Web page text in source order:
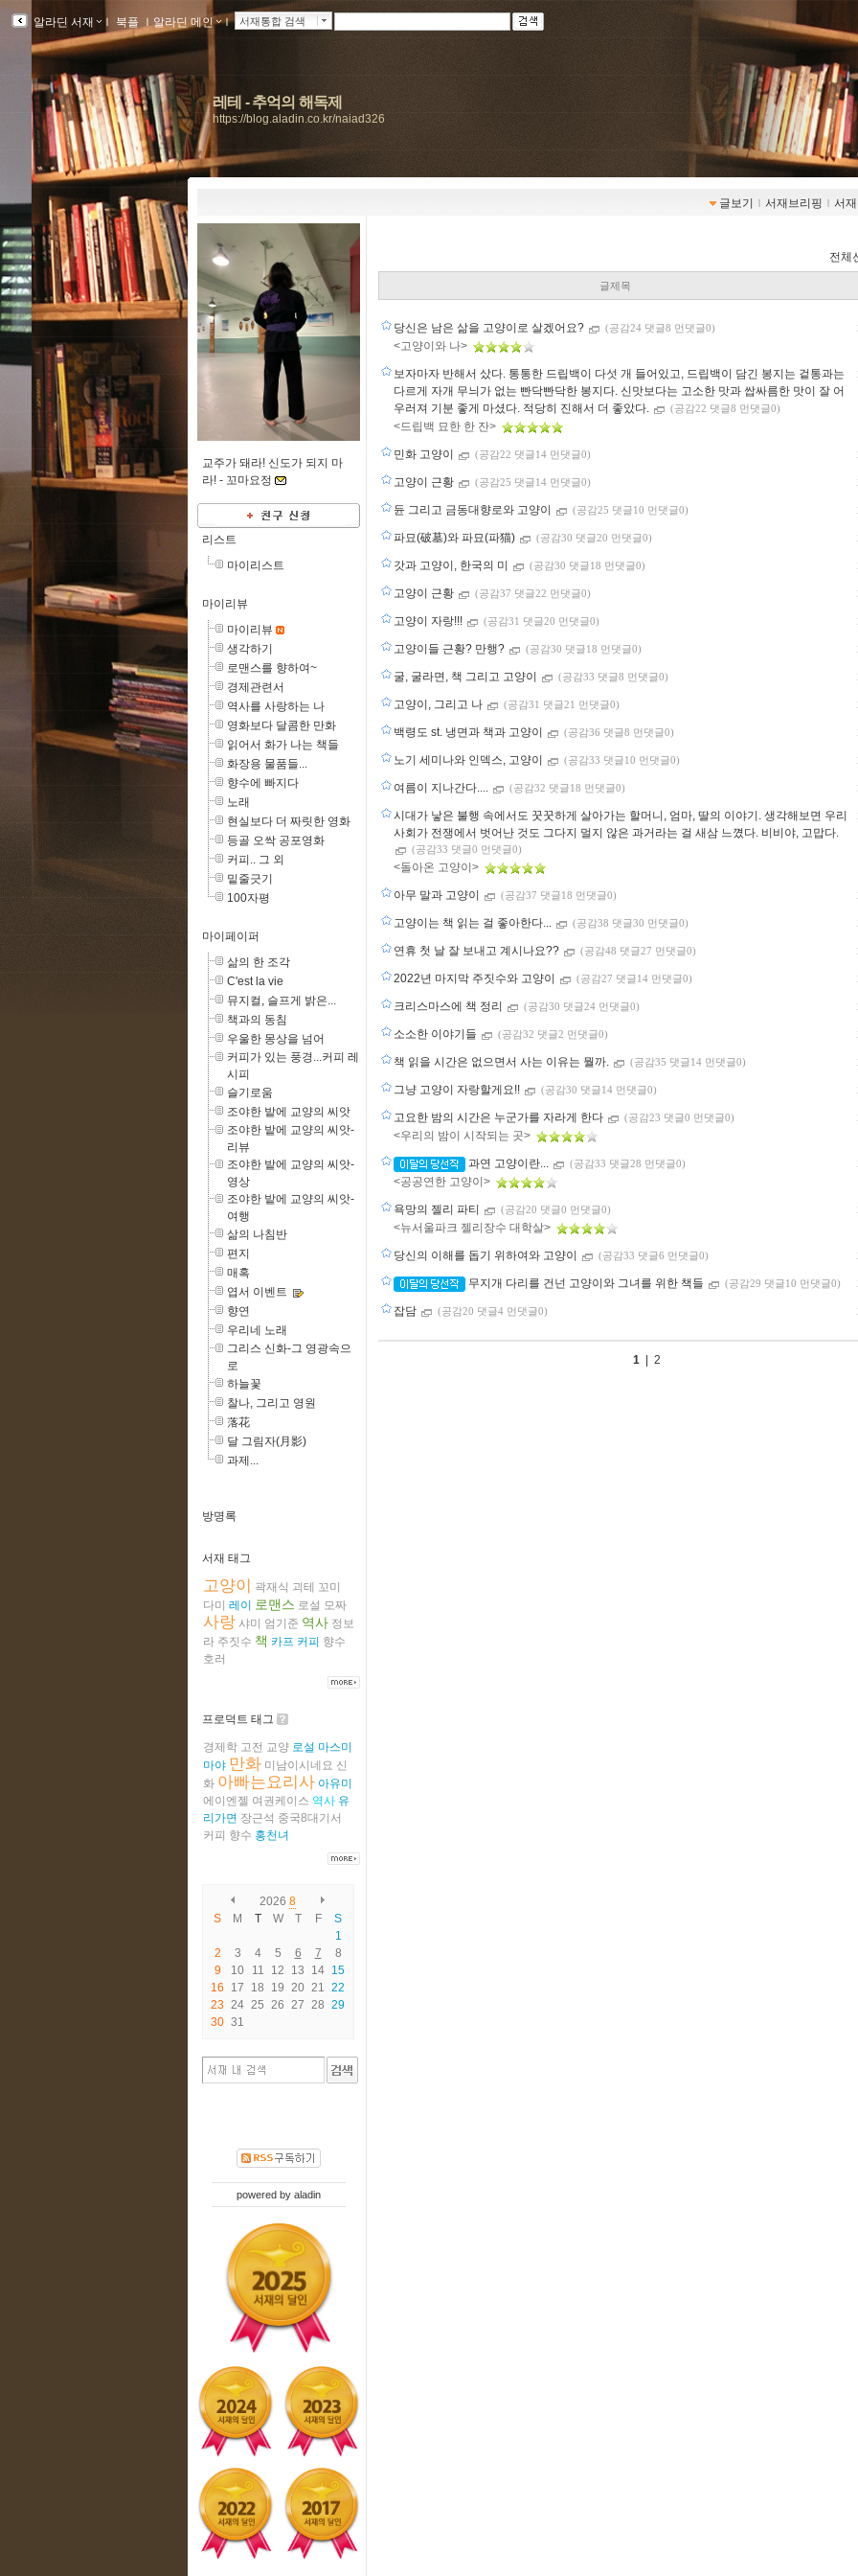
알라딘 서재 ｌ 북플 ｌ알라딘 메인 ｌ 서재통합 검색
레테 - 추억의 해독제
https://blog.aladin.co.kr/naiad326
글보기 ｌ 서재브리핑 ｌ 서재
교주가 돼라! 신도가 되지 마
라! - 꼬마요정
리스트
마이리스트
마이리뷰
마이리뷰
생각하기
로맨스를 향하여~
경제관련서
역사를 사랑하는 나
영화보다 달콤한 만화
읽어서 화가 나는 책들
화장용 물품들...
향수에 빠지다
노래
현실보다 더 짜릿한 영화
등골 오싹 공포영화
커피.. 그 외
밑줄긋기
100자평
마이페이퍼
삶의 한 조각
C'est la vie
뮤지컬, 슬프게 밝은...
책과의 동침
우울한 몽상을 넘어
커피가 있는 풍경...커피 레
시피
슬기로움
조야한 밭에 교양의 씨앗
조야한 밭에 교양의 씨앗-
리뷰
조야한 밭에 교양의 씨앗-
영상
조야한 밭에 교양의 씨앗-
여행
삶의 나침반
편지
매혹
엽서 이벤트
향연
우리네 노래
그리스 신화-그 영광속으
로
하늘꽃
찰나, 그리고 영원
落花
달 그림자(月影)
과제...
방명록
서재 태그
고양이 곽재식 괴테 꼬미
다미 레이 로맨스 로설 모짜
사랑 샤미 엄기준 역사 정보
라 주짓수 책 카프 커피 향수
호러
프로덕트 태그
경제학 고전 교양 로설 마스미
마야 만화 미남이시네요 신
화 아빠는요리사 아유미
에이엔젤 여권케이스 역사 유
리가면 장근석 중국8대기서
커피 향수 홍천녀
2026 8
S
M T W T F
S
1
2
3 4 5 6 7
8
9
10 11 12 13 14 15
16
17 18 19 20 21
22
23 24 25 26 27 28 29
30 31
powered by aladin
전체
글제목
당신은 남은 삶을 고양이로 살겠어요? (공감24 댓글8 먼댓글0)
<고양이와 나>
보자마자 반해서 샀다. 통통한 드립백이 다섯 개 들어있고, 드립백이 담긴 봉지는 겉통과는
다르게 자개 무늬가 없는 빤닥빤닥한 봉지다. 신맛보다는 고소한 맛과 쌉싸름한 맛이 잘 어
우러져 기분 좋게 마셨다. 적당히 진해서 더 좋았다.
(공감22 댓글8 먼댓글0)
<드립백 묘한 한 잔>
민화 고양이 (공감22 댓글14 먼댓글0)
고양이 근황 (공감25 댓글14 먼댓글0)
듄 그리고 금동대향로와 고양이 (공감25 댓글10 먼댓글0)
파묘(破墓)와 파묘(파猫) (공감30 댓글20 먼댓글0)
갓과 고양이, 한국의 미 (공감30 댓글18 먼댓글0)
고양이 근황 (공감37 댓글22 먼댓글0)
고양이 자랑!!! (공감31 댓글20 먼댓글0)
고양이들 근황? 만행? (공감30 댓글18 먼댓글0)
굴, 굴라면, 책 그리고 고양이 (공감33 댓글8 먼댓글0)
고양이, 그리고 나 (공감31 댓글21 먼댓글0)
백령도 st. 냉면과 책과 고양이 (공감36 댓글8 먼댓글0)
노기 세미나와 인덱스, 고양이 (공감33 댓글10 먼댓글0)
여름이 지나간다.... (공감32 댓글18 먼댓글0)
시대가 낳은 불행 속에서도 꿋꿋하게 살아가는 할머니, 엄마, 딸의 이야기. 생각해보면 우리
사회가 전쟁에서 벗어난 것도 그다지 멀지 않은 과거라는 걸 새삼 느꼈다. 비비야, 고맙다.
(공감33 댓글0 먼댓글0)
<돌아온 고양이>
아무 말과 고양이 (공감37 댓글18 먼댓글0)
고양이는 책 읽는 걸 좋아한다... (공감38 댓글30 먼댓글0)
연휴 첫 날 잘 보내고 계시나요?? (공감48 댓글27 먼댓글0)
2022년 마지막 주짓수와 고양이 (공감27 댓글14 먼댓글0)
크리스마스에 책 정리 (공감30 댓글24 먼댓글0)
소소한 이야기들 (공감32 댓글2 먼댓글0)
책 읽을 시간은 없으면서 사는 이유는 뭘까. (공감35 댓글14 먼댓글0)
그냥 고양이 자랑할게요!! (공감30 댓글14 먼댓글0)
고요한 밤의 시간은 누군가를 자라게 한다 (공감23 댓글0 먼댓글0)
<우리의 밤이 시작되는 곳>
과연 고양이란... (공감33 댓글28 먼댓글0)
<공공연한 고양이>
욕망의 젤리 파티 (공감20 댓글0 먼댓글0)
<뉴서울파크 젤리장수 대학살>
당신의 이해를 돕기 위하여와 고양이 (공감33 댓글6 먼댓글0)
무지개 다리를 건넌 고양이와 그녀를 위한 책들 (공감29 댓글10 먼댓글0)
잡담 (공감20 댓글4 먼댓글0)
1| 2